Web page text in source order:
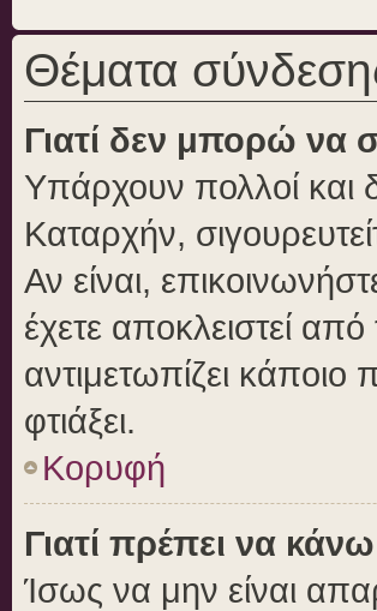
Θέματα
Γιατί δεν μπορώ να
Υπάρχουν πολλοί και
Καταρχήν,
Αν είναι,
έχετε αποκλειστεί
αντιμετωπίζει κάποιο
φτιάξει.
Κορυφή
Γιατί πρέπει να
Ίσως να μην είναι